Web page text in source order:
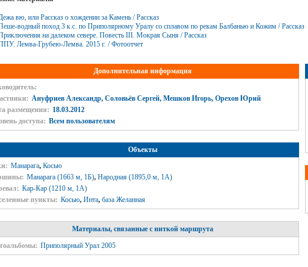
вю, или Рассказ о хождении за Камень / Рассказ
водный поход 3 к.с. по Приполярному Уралу со сплавом по рекам Балбанью и Кожим / Рассказ
на далеком севере. Повесть III. Мокрая Сыня / Рассказ
Лемва-Грубею-Лемва. 2015 г. / Фотоотчет
Дополнительная информация
Ануфриев Александр, Соловьёв Сергей, Мешков Игорь, Орехов Юрий
размещения: 18.03.2012
доступа: Всем пользователям
Объекты
Манарага, Косью
Манарага (1663 м, 1Б), Народная (1895,0 м, 1А)
Кар-Кар (1210 м, 1А)
пункты: Косью, Инта, база Желанная
Материалы, связанные с ниткой маршрута
Приполярный Урал 2005